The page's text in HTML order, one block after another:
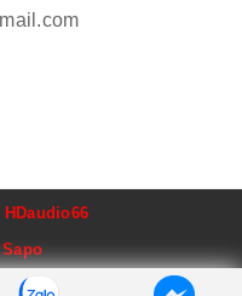
HDaudio66
Sapo